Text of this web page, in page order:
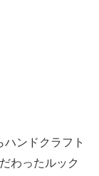
ンドクラフト
わったルック